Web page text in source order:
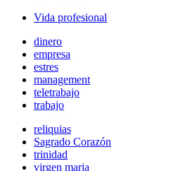
Vida profesional
dinero
empresa
estres
management
teletrabajo
trabajo
reliquias
Sagrado Corazón
trinidad
virgen maria